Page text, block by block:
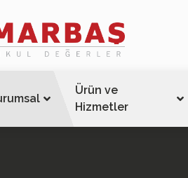
Ürün ve
Hizmetler